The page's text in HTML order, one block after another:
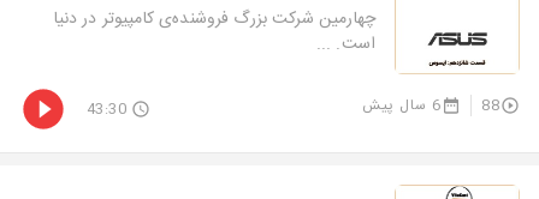
چهارمین شرکت بزرگ فروشنده‌ی کامپیوتر در دنیا
است. ...
88 6 سال پیش 43:30